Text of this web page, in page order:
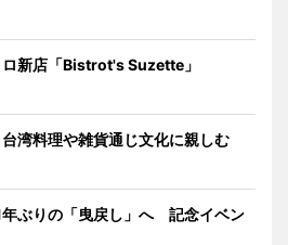
新店「Bistrot's Suzette」
湾料理や雑貨通じ文化に親しむ
年ぶりの「曳戻し」へ 記念イベン